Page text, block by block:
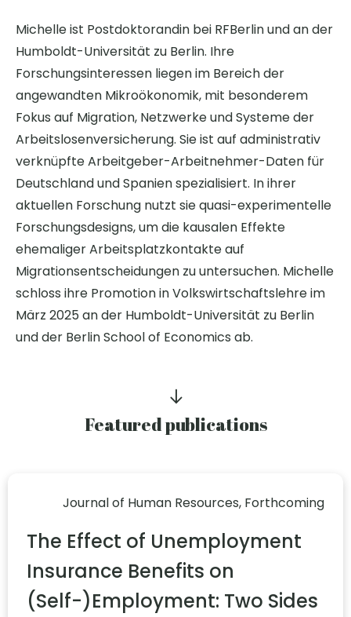
Michelle ist Postdoktorandin bei RFBerlin und an der
Humboldt-Universität zu Berlin. Ihre
Forschungsinteressen liegen im Bereich der
angewandten Mikroökonomik, mit besonderem
Fokus auf Migration, Netzwerke und Systeme der
Arbeitslosenversicherung. Sie ist auf administrativ
verknüpfte Arbeitgeber-Arbeitnehmer-Daten für
Deutschland und Spanien spezialisiert. In ihrer
aktuellen Forschung nutzt sie quasi-experimentelle
Forschungsdesigns, um die kausalen Effekte
ehemaliger Arbeitsplatzkontakte auf
Migrationsentscheidungen zu untersuchen. Michelle
schloss ihre Promotion in Volkswirtschaftslehre im
März 2025 an der Humboldt-Universität zu Berlin
und der Berlin School of Economics ab.
Featured publications
Journal of Human Resources, Forthcoming
The Effect of Unemployment
Insurance Benefits on
(Self-)Employment: Two Sides